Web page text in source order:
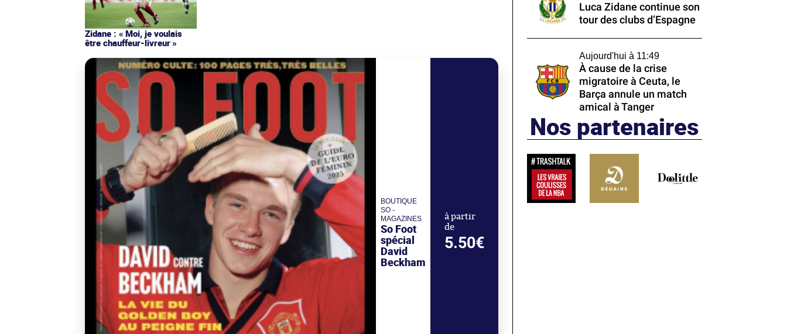
Zidane : « Moi, je voulais
être chauffeur-livreur »
BOUTIQUE
SO -
MAGAZINES
So Foot
spécial
David
Beckham
à partir
de
5.50€
Luca Zidane continue son
tour des clubs d’Espagne
Aujourd'hui à 11:49
À cause de la crise
migratoire à Ceuta, le
Barça annule un match
amical à Tanger
Nos partenaires